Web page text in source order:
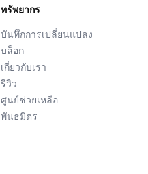
ทรัพยากร
บันทึกการเปลี่ยนแปลง
บล็อก
เกี่ยวกับเรา
รีวิว
ศูนย์ช่วยเหลือ
พันธมิตร